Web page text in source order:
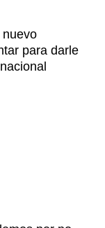
para darle